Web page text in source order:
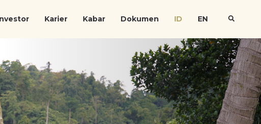
Karier Kabar Dokumen ID EN